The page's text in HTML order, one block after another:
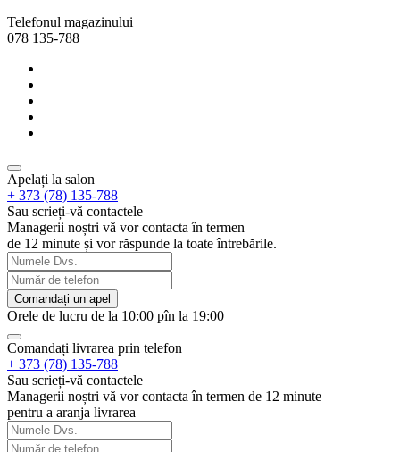
Telefonul magazinului
078 135-788
Apelați la salon
+ 373 (78) 135-788
Sau scrieți-vă contactele
Managerii noștri vă vor contacta în termen
de 12 minute și vor răspunde la toate întrebările.
Comandați un apel
Orele de lucru de la 10:00 pîn la 19:00
Comandați livrarea prin telefon
+ 373 (78) 135-788
Sau scrieți-vă contactele
Managerii noștri vă vor contacta în termen de 12 minute
pentru a aranja livrarea